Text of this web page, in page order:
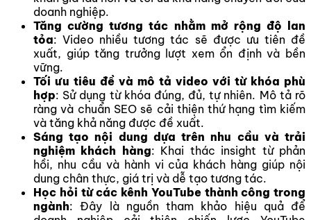
doanh nghiệp.
Tăng cường tương tác nhằm mở rộng độ lan
tỏa: Video nhiều tương tác sẽ được ưu tiên đề
xuất, giúp tăng trưởng lượt xem ổn định và bền
vững.
Tối ưu tiêu đề và mô tả video với từ khóa phù
hợp: Sử dụng từ khóa đúng, đủ, tự nhiên. Mô tả rõ
ràng và chuẩn SEO sẽ cải thiện thứ hạng tìm kiếm
và tăng khả năng được đề xuất.
Sáng tạo nội dung dựa trên nhu cầu và trải
nghiệm khách hàng: Khai thác insight từ phản
hồi, nhu cầu và hành vi của khách hàng giúp nội
dung chân thực, giá trị và dễ tạo tương tác.
Học hỏi từ các kênh YouTube thành công trong
ngành: Đây là nguồn tham khảo hiệu quả để